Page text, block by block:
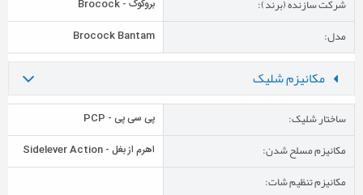
شرکت سازنده (برند): بروکوک - Brocock
مدل: Brocock Bantam
مکانیزم شلیک
ساختار شلیک: پی سی پی - PCP
مکانیزم مسلح شدن: اهرم از بغل - Sidelever Action
مکانیزم تنظیم شات: